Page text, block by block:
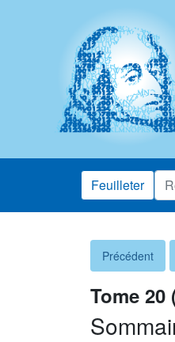
Feuilleter
Précédent
Tome 20